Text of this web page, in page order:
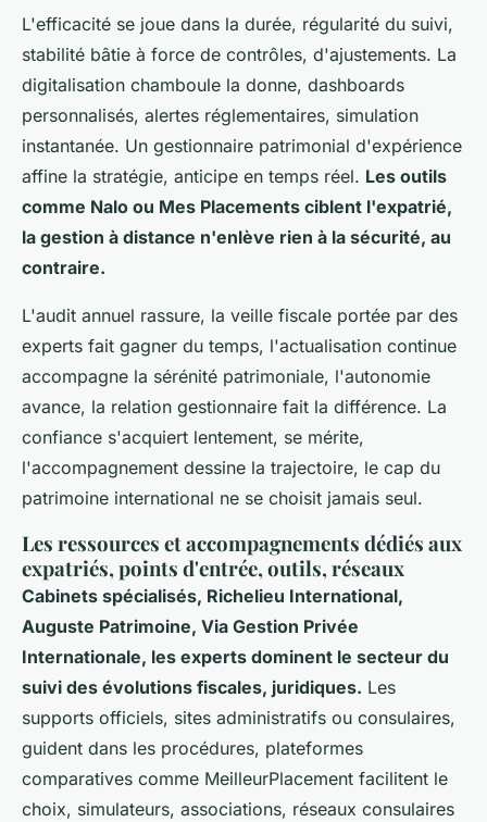
L'efficacité se joue dans la durée, régularité du suivi,
stabilité bâtie à force de contrôles, d'ajustements. La
digitalisation chamboule la donne, dashboards
personnalisés, alertes réglementaires, simulation
instantanée. Un gestionnaire patrimonial d'expérience
affine la stratégie, anticipe en temps réel. Les outils
comme Nalo ou Mes Placements ciblent l'expatrié,
la gestion à distance n'enlève rien à la sécurité, au
contraire.
L'audit annuel rassure, la veille fiscale portée par des
experts fait gagner du temps, l'actualisation continue
accompagne la sérénité patrimoniale, l'autonomie
avance, la relation gestionnaire fait la différence. La
confiance s'acquiert lentement, se mérite,
l'accompagnement dessine la trajectoire, le cap du
patrimoine international ne se choisit jamais seul.
Les ressources et accompagnements dédiés aux
expatriés, points d'entrée, outils, réseaux
Cabinets spécialisés, Richelieu International,
Auguste Patrimoine, Via Gestion Privée
Internationale, les experts dominent le secteur du
suivi des évolutions fiscales, juridiques. Les
supports officiels, sites administratifs ou consulaires,
guident dans les procédures, plateformes
comparatives comme MeilleurPlacement facilitent le
choix, simulateurs, associations, réseaux consulaires